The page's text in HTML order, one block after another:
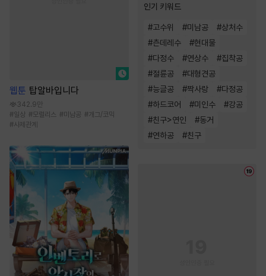
웹툰 탑알바입니다
342.9만
#일상 #모럴리스 #미남공 # 개그/코믹
#사제관계
인기 키워드
#고수위 #미남공 #상처수
#츤데레수 #현대물
#다정수 #연상수 #집착공
#절륜공 #대형견공
#능글공 #짝사랑 #다정공
#하드코어 #미인수 #강공
#친구>연인 #동거
#연하공 #친구